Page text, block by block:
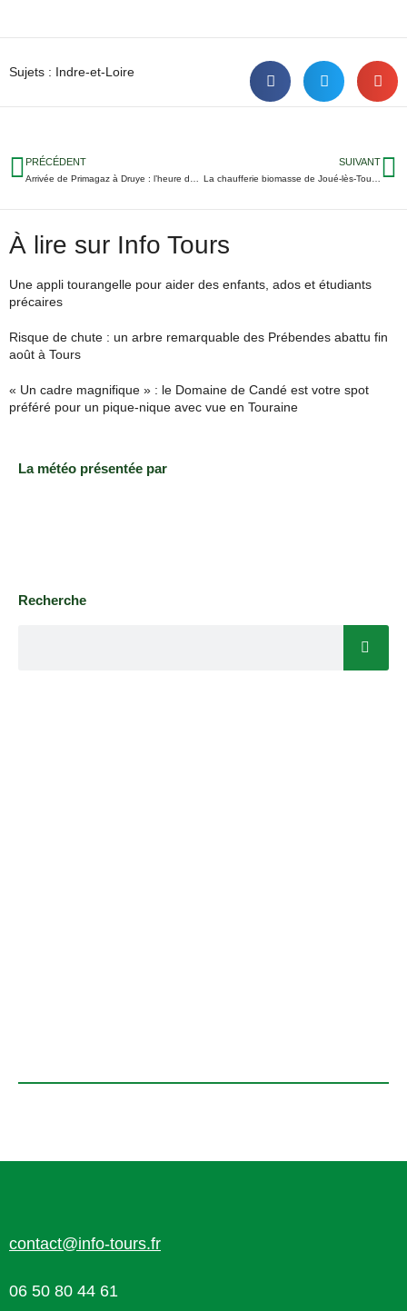
Sujets : Indre-et-Loire
PRÉCÉDENT SUIVANT
À lire sur Info Tours
Une appli tourangelle pour aider des enfants, ados et étudiants
précaires
Risque de chute : un arbre remarquable des Prébendes abattu fin
août à Tours
« Un cadre magnifique » : le Domaine de Candé est votre spot
préféré pour un pique-nique avec vue en Touraine
La météo présentée par
Recherche
contact@info-tours.fr
06 50 80 44 61